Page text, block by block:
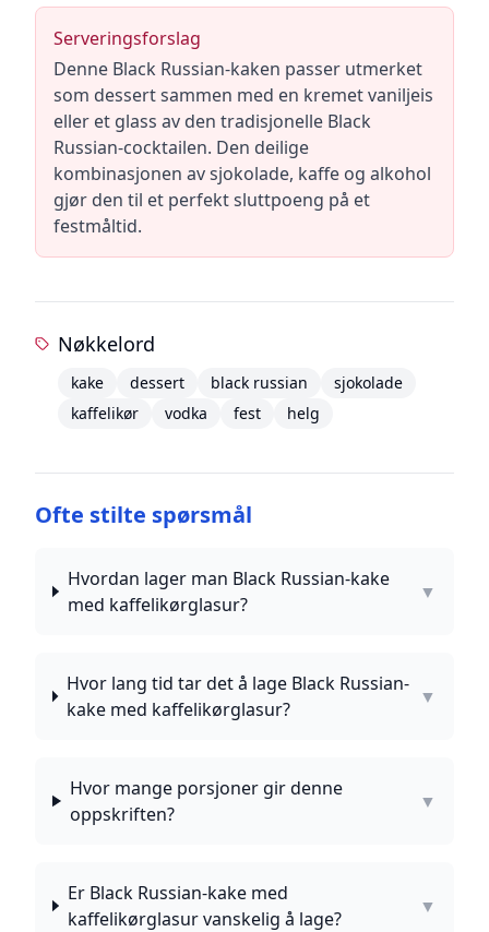
Serveringsforslag
Denne Black Russian-kaken passer utmerket
som dessert sammen med en kremet vaniljeis
eller et glass av den tradisjonelle Black
Russian-cocktailen. Den deilige
kombinasjonen av sjokolade, kaffe og alkohol
gjør den til et perfekt sluttpoeng på et
festmåltid.
Nøkkelord
kake dessert black russian
sjokolade
kaffelikør
vodka fest helg
Ofte stilte spørsmål
Hvordan lager man Black Russian-kake
med kaffelikørglasur?
▼
Hvor lang tid tar det å lage Black Russian-
kake med kaffelikørglasur?
▼
Hvor mange porsjoner gir denne
oppskriften?
▼
Er Black Russian-kake med
kaffelikørglasur vanskelig å lage?
▼